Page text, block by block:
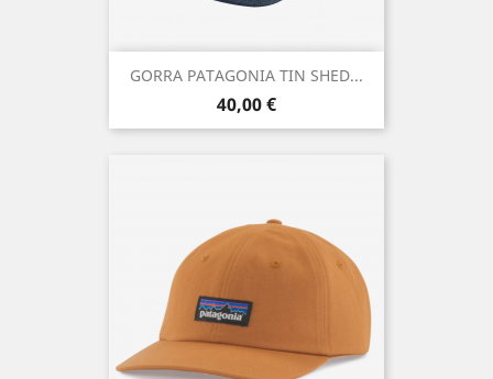
GORRA PATAGONIA TIN SHED...
Precio
40,00 €